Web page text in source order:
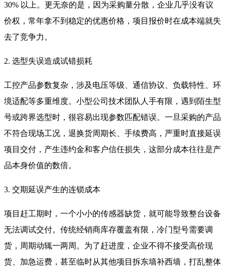
30% 以上。更无奈的是，因为采购量分散，企业几乎没有议
价权，常年拿不到稳定的优惠价格，项目报价时在成本端就失
去了竞争力。
2. 选型失误造成试错损耗
工控产品参数复杂，涉及电压等级、通信协议、负载特性、环
境适配等多重维度。小型公司技术团队人手有限，遇到陌生型
号或跨界选型时，很容易出现参数匹配错误。一旦采购的产品
不符合现场工况，退换货周期长、手续费高，严重时直接延误
项目交付，产生违约金和客户信任损失，这部分成本往往是产
品本身价值的数倍。
3. 交期延误产生的连锁成本
项目赶工期时，一个小小的传感器缺货，就可能导致整台设备
无法调试交付。传统经销商库存覆盖有限，冷门型号需要调
货，周期动辄一两周。为了赶进度，企业不得不接受高价现
货、加急运费，甚至临时从其他项目拆东墙补西墙，打乱整体